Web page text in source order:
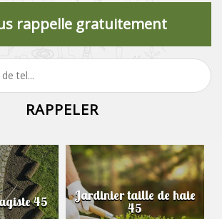
rappelle gratuitement
45 Jardinier taille de haie
45